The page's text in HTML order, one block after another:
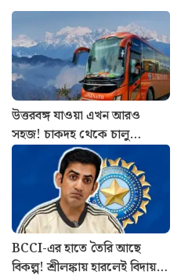
উত্তরবঙ্গ যাওয়া এখন আরও
সহজ! চাকদহ থেকে চালু
শিলিগুড়ির এসি বাস
BCCI-এর হাতে তৈরি আছে
বিকল্প! শ্রীলঙ্কায় হারলেই বিদায়